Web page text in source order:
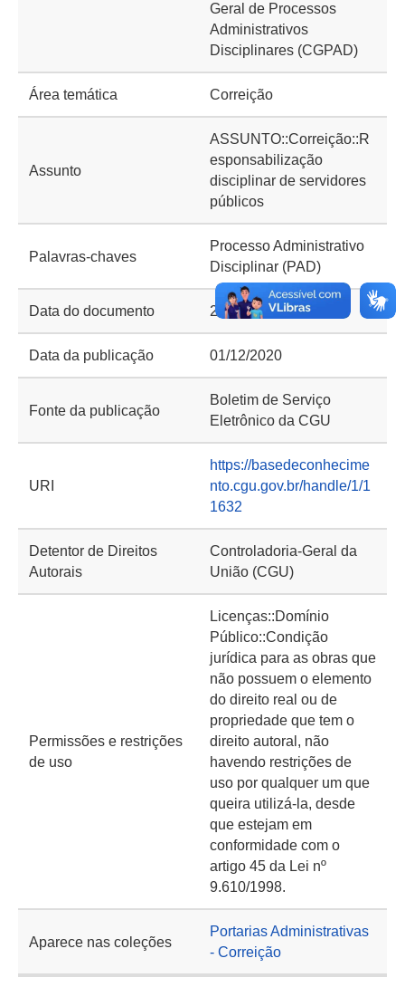
Geral de Processos
Administrativos
Disciplinares (CGPAD)
Área temática Correição
Assunto
ASSUNTO::Correição::R
esponsabilização
disciplinar de servidores
públicos
Palavras-chaves
Processo Administrativo
Disciplinar (PAD)
Data do documento 24/11/2020
Data da publicação 01/12/2020
Fonte da publicação
Boletim de Serviço
Eletrônico da CGU
URI
https://basedeconhecime
nto.cgu.gov.br/handle/1/1
1632
Detentor de Direitos
Autorais
Controladoria-Geral da
União (CGU)
Permissões e restrições
de uso
Licenças::Domínio
Público::Condição
jurídica para as obras que
não possuem o elemento
do direito real ou de
propriedade que tem o
direito autoral, não
havendo restrições de
uso por qualquer um que
queira utilizá-la, desde
que estejam em
conformidade com o
artigo 45 da Lei nº
9.610/1998.
Aparece nas coleções
Portarias Administrativas
- Correição